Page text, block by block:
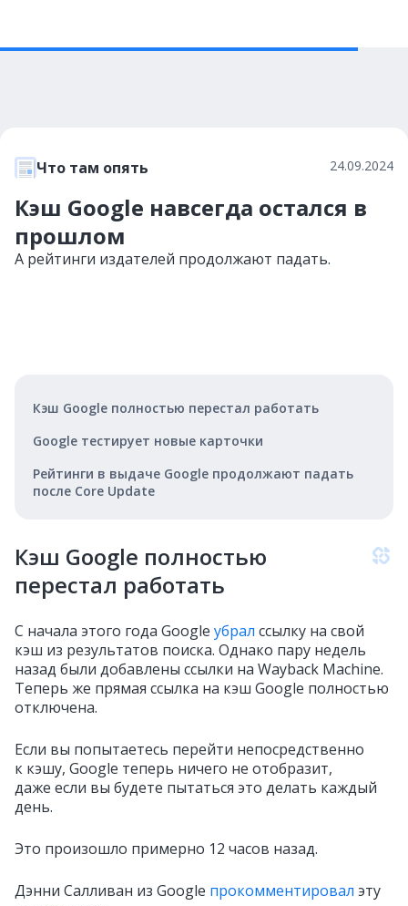
Что там опять 24.09.2024
Кэш Google навсегда остался в
прошлом
А рейтинги издателей продолжают падать.
Кэш Google полностью перестал работать
Google тестирует новые карточки
Рейтинги в выдаче Google продолжают падать
после Core Update
Кэш Google полностью
перестал работать
С начала этого года Google убрал ссылку на свой
кэш из результатов поиска. Однако пару недель
назад были добавлены ссылки на Wayback Machine.
Теперь же прямая ссылка на кэш Google полностью
отключена.
Если вы попытаетесь перейти непосредственно
к кэшу, Google теперь ничего не отобразит,
даже если вы будете пытаться это делать каждый
день.
Это произошло примерно 12 часов назад.
Дэнни Салливан из Google прокомментировал эту